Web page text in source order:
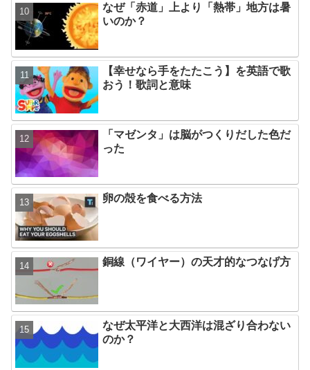
なぜ「赤道」上より「熱帯」地方は暑
いのか？
【幸せなら手をたたこう】を英語で歌
おう！歌詞と意味
「マゼンタ」は脳がつくりだした色だ
った
卵の殻を食べる方法
銅線（ワイヤー）の天才的なつなげ方
なぜ太平洋と大西洋は混ざり合わない
のか？